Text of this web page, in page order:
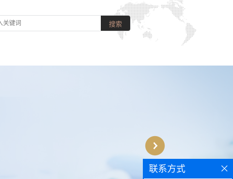
联系方式